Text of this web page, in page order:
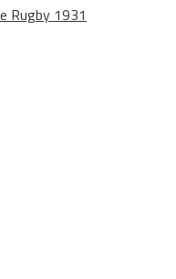
Rugby 1931